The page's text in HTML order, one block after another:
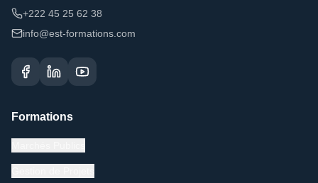
+222 45 25 62 38
info@est-formations.com
Formations